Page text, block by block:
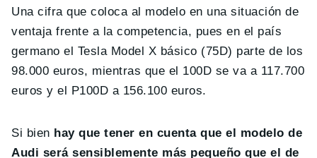
Una cifra que coloca al modelo en una situación de
ventaja frente a la competencia, pues en el país
germano el Tesla Model X básico (75D) parte de los
98.000 euros, mientras que el 100D se va a 117.700
euros y el P100D a 156.100 euros.
Si bien hay que tener en cuenta que el modelo de
Audi será sensiblemente más pequeño que el de